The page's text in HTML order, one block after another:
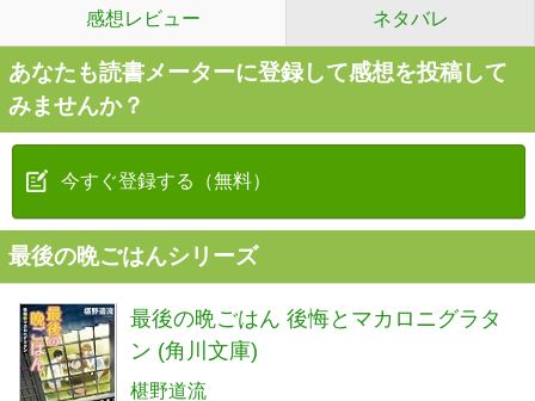
感想レビュー ネタバレ
あなたも読書メーターに登録して感想を投稿して
みませんか？
今すぐ登録する（無料）
最後の晩ごはんシリーズ
最後の晩ごはん 後悔とマカロニグラタ
ン (角川文庫)
椹野道流